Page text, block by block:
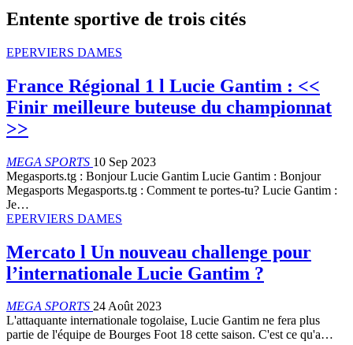
Entente sportive de trois cités
EPERVIERS DAMES
France Régional 1 l Lucie Gantim : <<
Finir meilleure buteuse du championnat
>>
MEGA SPORTS 10 Sep 2023
Megasports.tg : Bonjour Lucie Gantim Lucie Gantim : Bonjour
Megasports Megasports.tg : Comment te portes-tu? Lucie Gantim :
Je…
EPERVIERS DAMES
Mercato l Un nouveau challenge pour
l’internationale Lucie Gantim ?
MEGA SPORTS 24 Août 2023
L'attaquante internationale togolaise, Lucie Gantim ne fera plus
partie de l'équipe de Bourges Foot 18 cette saison. C'est ce qu'a…